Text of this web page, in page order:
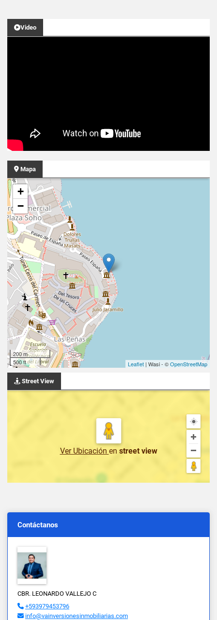
Video
Mapa
+
−
200 m
500 ft
Leaflet | Wasi - ©OpenStreetMap
Street View
Ver Ubicación en street view
Contáctanos
CBR. LEONARDO VALLEJO C
+593979453796
info@vainversionesinmobiliarias.com